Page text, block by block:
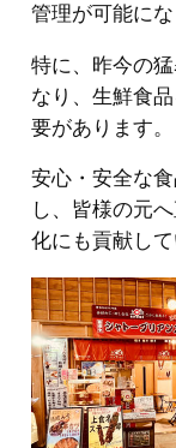
管理が可能にな
特に、昨今の
なり、生鮮食
要があります。
安心・安全な
し、皆様の元
化にも貢献し